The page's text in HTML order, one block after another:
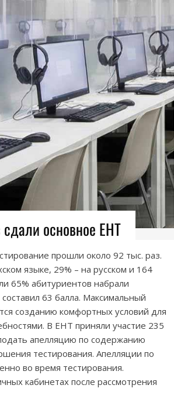
основное ЕНТ
прошли около 92 тыс. раз.
языке, 29% – на русском и 164
65% абитуриентов набрали
63 балла. Максимальный
созданию комфортных условий для
В ЕНТ приняли участие 235
апелляцию по содержанию
тестирования. Апелляции по
во время тестирования.
кабинетах после рассмотрения